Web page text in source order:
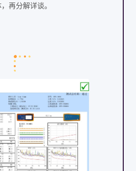
再分解详谈。